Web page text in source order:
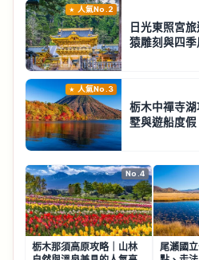
人氣No.2
日光東照宮
猿雕刻與四季
人氣No.3
栃木中禪寺湖
墅與遊船度假
No.4
栃木那須高原攻略｜山林
尾瀨國